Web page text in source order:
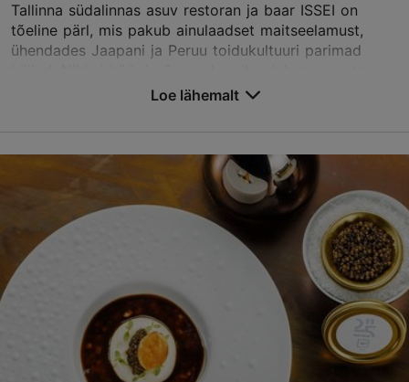
Broneeri
Tallinna südalinnas asuv restoran ja baar ISSEI on
tõeline pärl, mis pakub ainulaadset maitseelamust,
ühendades Jaapani ja Peruu toidukultuuri parimad
01.01–31.12
Restoranid, Jaapani
issei.tallinn@radissoncollection.com
+372 6823025
Loe lähemalt